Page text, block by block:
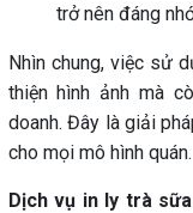
trở nên đáng
Nhìn chung, việc sử
thiện hình ảnh mà
doanh. Đây là giải
cho mọi mô hình quán.
Dịch vụ in ly trà